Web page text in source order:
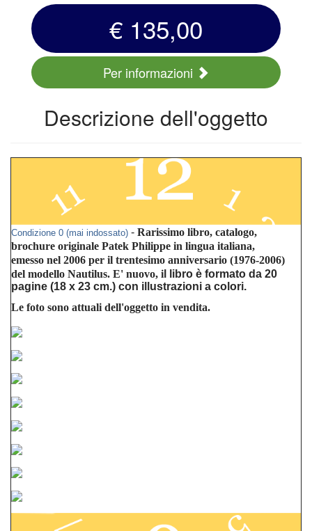
€ 135,00
Per informazioni
Descrizione dell'oggetto
Condizione 0 (mai indossato) - Rarissimo libro, catalogo,
brochure originale Patek Philippe in lingua italiana,
emesso nel 2006 per il trentesimo anniversario (1976-2006)
del modello Nautilus. E' nuovo, i l libro è formato da 20
pagine (18 x 23 cm.) con illustrazioni a colori.
Le foto sono attuali dell'oggetto in vendita.